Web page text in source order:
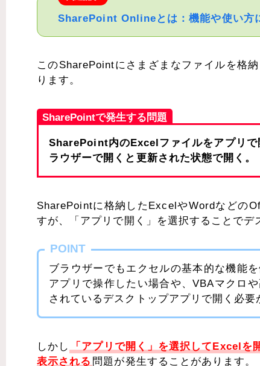
SharePoint Onlineとは：機能や使い方
このSharePointにさまざまなファイルを格
ります。
SharePointで発生する問題
SharePoint内のExcelファイルをアプリで
ラウザーで開くと更新された状態で開く。
SharePointに格納したExcelやWordなどの
すが、「アプリで開く」を選択することでデ
POINT
ブラウザーでもエクセルの基本的な機能
アプリで操作したい場合や、VBAマクロ
されているデスクトップアプリで開く必要
しかし
「アプリで開く」を選択してExcelを
表示される 問題が発生することがあります。